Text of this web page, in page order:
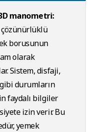
manometri:
çözünürlüklü
borusunun
olarak
Sistem, disfaji,
durumların
faydalı bilgiler
izin verir. Bu
yemek